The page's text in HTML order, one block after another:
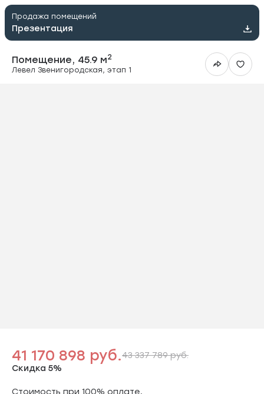
Продажа помещений
Презентация
Помещение, 45.9 м2
Левел Звенигородская, этап 1
41 170 898 руб.
Скидка 5%
43 337 789 руб.
Стоимость при 100% оплате,